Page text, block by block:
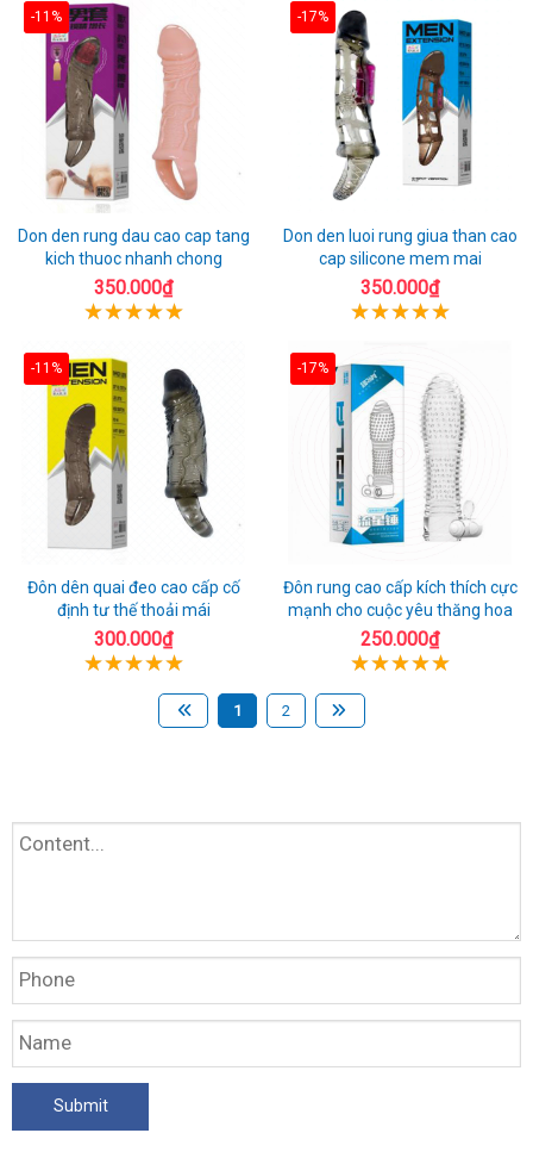
-11%
Don den rung dau cao cap tang
kich thuoc nhanh chong
350.000₫
-17%
Don den luoi rung giua than cao
cap silicone mem mai
350.000₫
-11%
Đôn dên quai đeo cao cấp cố
định tư thế thoải mái
300.000₫
-17%
Đôn rung cao cấp kích thích cực
mạnh cho cuộc yêu thăng hoa
250.000₫
1 2